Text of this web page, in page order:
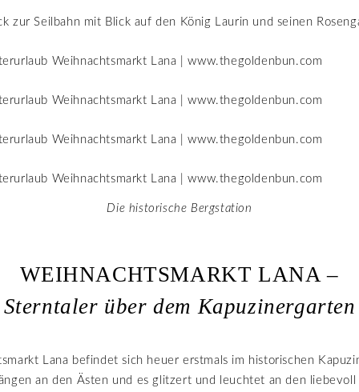
zur Seilbahn mit Blick auf den König Laurin und seinen
Die historische Bergstation
WEIHNACHTSMARKT LANA –
Sterntaler über dem Kapuzinergarten
Lana befindet sich heuer erstmals im historischen
an den Ästen und es glitzert und leuchtet an den liebevoll